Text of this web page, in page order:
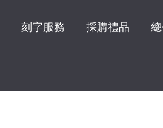
刻字服務 採購禮品